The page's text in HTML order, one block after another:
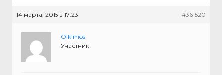
14 марта, 2015 в 17:23 #361520
Olkimos
Участник